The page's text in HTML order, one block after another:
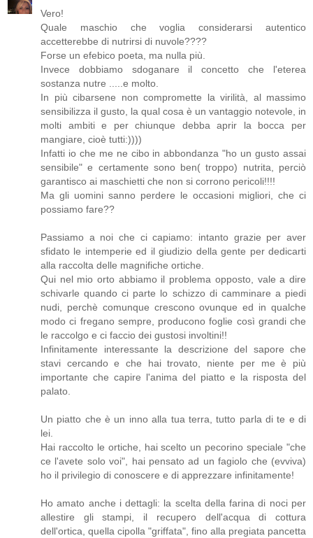
Vero!
Quale maschio che voglia considerarsi autentico
accetterebbe di nutrirsi di nuvole????
Forse un efebico poeta, ma nulla più.
Invece dobbiamo sdoganare il concetto che l'eterea
sostanza nutre .....e molto.
In più cibarsene non compromette la virilità, al massimo
sensibilizza il gusto, la qual cosa è un vantaggio notevole, in
molti ambiti e per chiunque debba aprir la bocca per
mangiare, cioè tutti:))))
Infatti io che me ne cibo in abbondanza "ho un gusto assai
sensibile" e certamente sono ben( troppo) nutrita, perciò
garantisco ai maschietti che non si corrono pericoli!!!!
Ma gli uomini sanno perdere le occasioni migliori, che ci
possiamo fare??
Passiamo a noi che ci capiamo: intanto grazie per aver
sfidato le intemperie ed il giudizio della gente per dedicarti
alla raccolta delle magnifiche ortiche.
Qui nel mio orto abbiamo il problema opposto, vale a dire
schivarle quando ci parte lo schizzo di camminare a piedi
nudi, perchè comunque crescono ovunque ed in qualche
modo ci fregano sempre, producono foglie così grandi che
le raccolgo e ci faccio dei gustosi involtini!!
Infinitamente interessante la descrizione del sapore che
stavi cercando e che hai trovato, niente per me è più
importante che capire l'anima del piatto e la risposta del
palato.
Un piatto che è un inno alla tua terra, tutto parla di te e di
lei.
Hai raccolto le ortiche, hai scelto un pecorino speciale "che
ce l'avete solo voi", hai pensato ad un fagiolo che (evviva)
ho il privilegio di conoscere e di apprezzare infinitamente!
Ho amato anche i dettagli: la scelta della farina di noci per
allestire gli stampi, il recupero dell'acqua di cottura
dell'ortica, quella cipolla "griffata", fino alla pregiata pancetta